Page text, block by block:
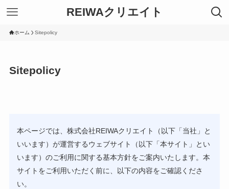
REIWAクリエイト
ホーム Sitepolicy
Sitepolicy
本ページでは、株式会社REIWAクリエイト（以下「当社」と
いいます）が運営するウェブサイト（以下「本サイト」とい
います）のご利用に関する基本方針をご案内いたします。本
サイトをご利用いただく前に、以下の内容をご確認くださ
い。